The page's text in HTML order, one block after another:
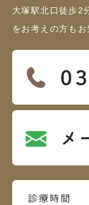
大塚駅北口徒歩2
をお考えの方もお